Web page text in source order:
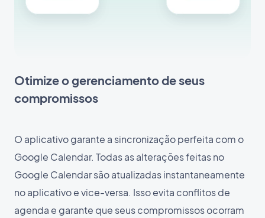
Otimize o gerenciamento de seus
compromissos
O aplicativo garante a sincronização perfeita com o
Google Calendar. Todas as alterações feitas no
Google Calendar são atualizadas instantaneamente
no aplicativo e vice-versa. Isso evita conflitos de
agenda e garante que seus compromissos ocorram